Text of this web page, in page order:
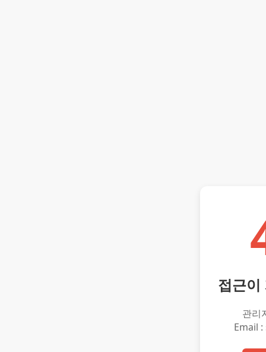
접근이
관리
Email